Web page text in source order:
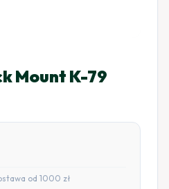
Mount K-79
od 1000 zł